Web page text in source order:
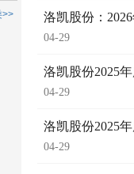
>> 洛凯股份：
04-29
洛凯股份2025
04-29
洛凯股份2025
04-29